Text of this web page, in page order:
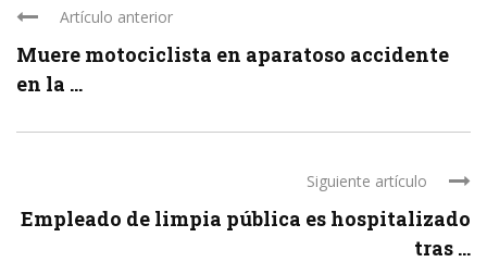
Artículo anterior
Muere motociclista en aparatoso accidente
en la ...
Siguiente artículo
Empleado de limpia pública es hospitalizado
tras ...